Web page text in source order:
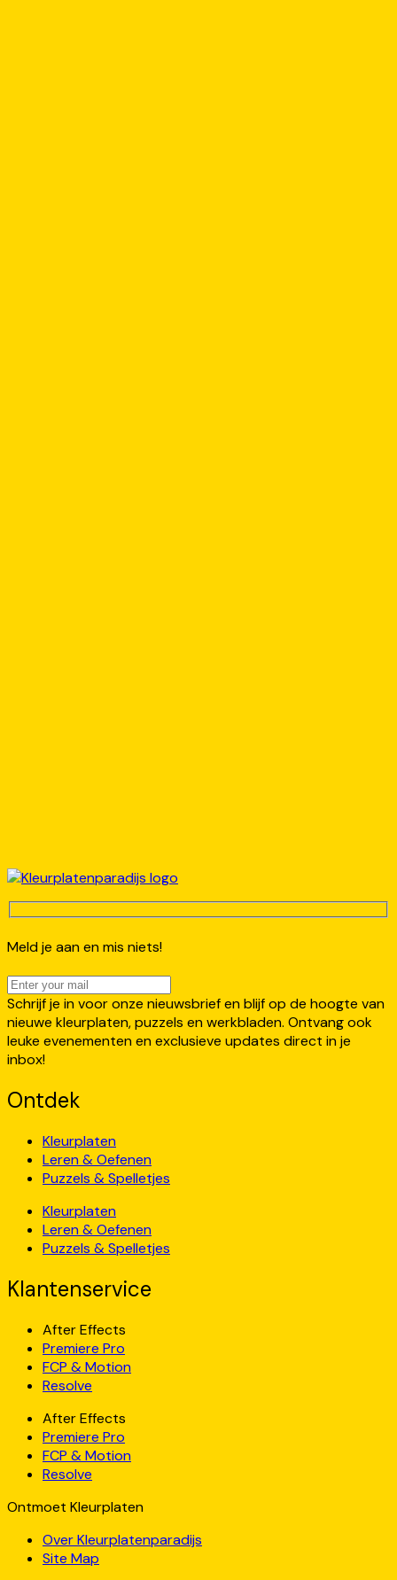
Meld je aan en mis niets!
Schrijf je in voor onze nieuwsbrief en blijf op de hoogte van
nieuwe kleurplaten, puzzels en werkbladen. Ontvang ook
leuke evenementen en exclusieve updates direct in je
inbox!
Ontdek
Kleurplaten
Leren & Oefenen
Puzzels & Spelletjes
Kleurplaten
Leren & Oefenen
Puzzels & Spelletjes
Klantenservice
After Effects
Premiere Pro
FCP & Motion
Resolve
After Effects
Premiere Pro
FCP & Motion
Resolve
Ontmoet Kleurplaten
Over Kleurplatenparadijs
Site Map